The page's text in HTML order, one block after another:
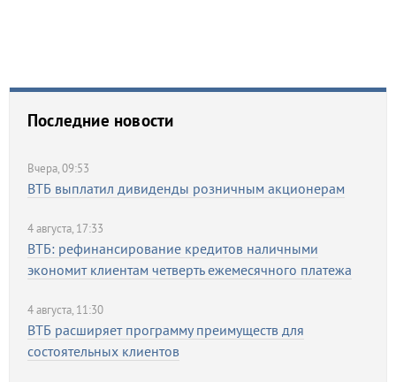
Последние новости
вчера, 09:53
ВТБ выплатил дивиденды розничным акционерам
4 августа, 17:33
ВТБ: рефинансирование кредитов наличными
экономит клиентам четверть ежемесячного платежа
4 августа, 11:30
ВТБ расширяет программу преимуществ для
состоятельных клиентов